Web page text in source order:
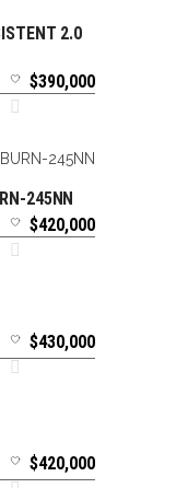
2.0
$390,000
245NN
$420,000
$430,000
$420,000